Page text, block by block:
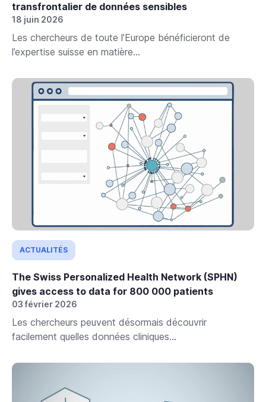
transfrontalier de données sensibles
18 juin 2026
Les chercheurs de toute l’Europe bénéficieront de
l’expertise suisse en matière...
ACTUALITÉS
The Swiss Personalized Health Network (SPHN)
gives access to data for 800 000 patients
03 février 2026
Les chercheurs peuvent désormais découvrir
facilement quelles données cliniques...